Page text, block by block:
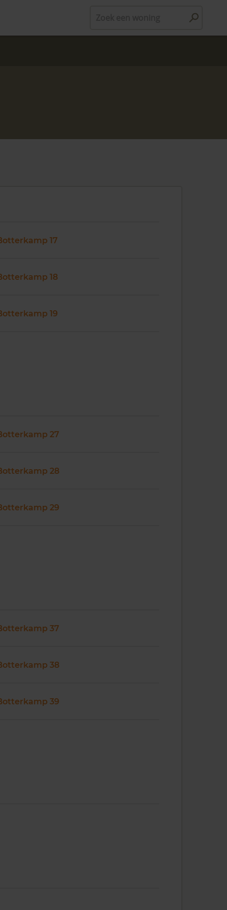
17
18
19
27
28
29
37
38
39